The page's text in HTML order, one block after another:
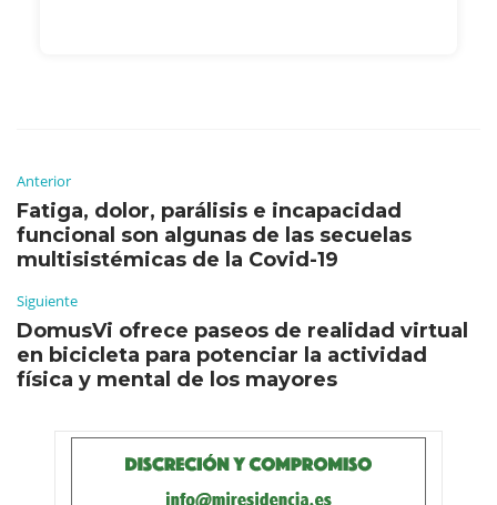
Anterior
Fatiga, dolor, parálisis e incapacidad
funcional son algunas de las secuelas
multisistémicas de la Covid-19
Siguiente
DomusVi ofrece paseos de realidad virtual
en bicicleta para potenciar la actividad
física y mental de los mayores